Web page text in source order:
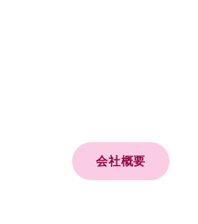
会社概要